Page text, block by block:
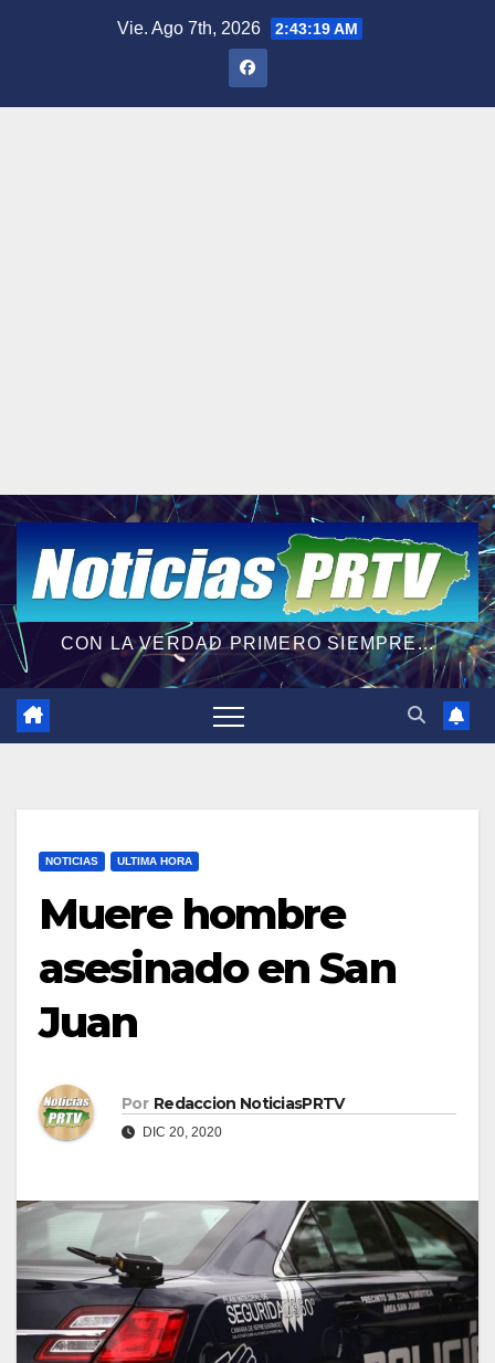
Vie. Ago 7th, 2026 2:43:20 AM
CON LA VERDAD PRIMERO SIEMPRE...
NOTICIAS ULTIMA HORA
Muere hombre
asesinado en San
Juan
Por Redaccion NoticiasPRTV
DIC 20, 2020